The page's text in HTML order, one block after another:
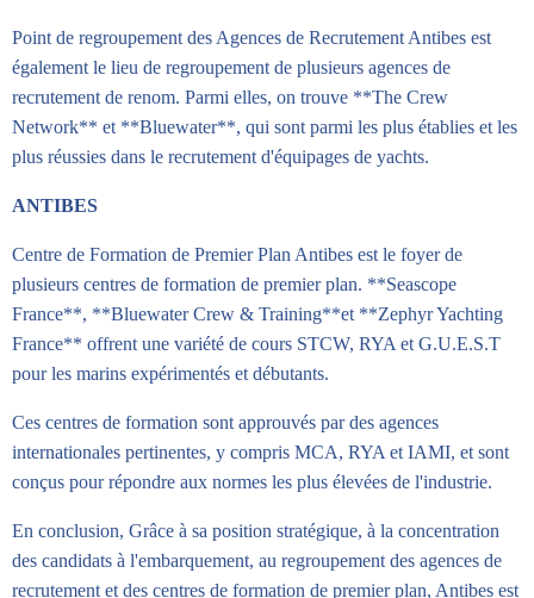
Point de regroupement des Agences de Recrutement Antibes est
également le lieu de regroupement de plusieurs agences de
recrutement de renom. Parmi elles, on trouve **The Crew
Network** et **Bluewater**, qui sont parmi les plus établies et les
plus réussies dans le recrutement d'équipages de yachts.
ANTIBES
Centre de Formation de Premier Plan Antibes est le foyer de
plusieurs centres de formation de premier plan. **Seascope
France**, **Bluewater Crew & Training**et **Zephyr Yachting
France** offrent une variété de cours STCW, RYA et G.U.E.S.T
pour les marins expérimentés et débutants.
Ces centres de formation sont approuvés par des agences
internationales pertinentes, y compris MCA, RYA et IAMI, et sont
conçus pour répondre aux normes les plus élevées de l'industrie.
En conclusion, Grâce à sa position stratégique, à la concentration
des candidats à l'embarquement, au regroupement des agences de
recrutement et des centres de formation de premier plan, Antibes est